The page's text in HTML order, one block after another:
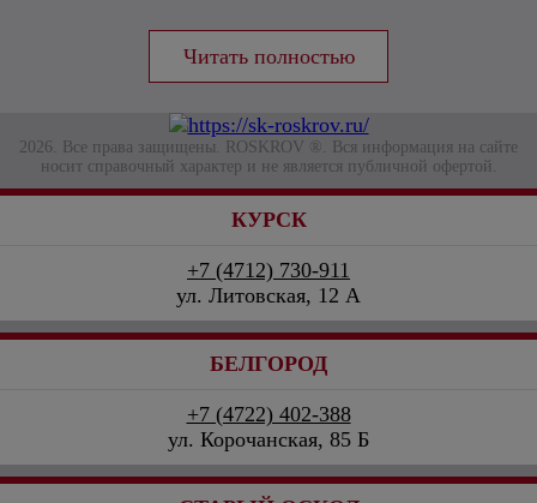
2026. Все права защищены. ROSKROV ®. Вся информация на сайте
носит справочный характер и не является публичной офертой.
КУРСК
+7 (4712) 730-911
ул. Литовская, 12 А
БЕЛГОРОД
+7 (4722) 402-388
ул. Корочанская, 85 Б